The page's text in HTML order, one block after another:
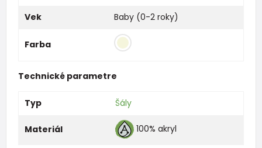
Vek
Baby (0-2 roky)
Farba
Technické parametre
Typ Šály
Materiál 100% akryl